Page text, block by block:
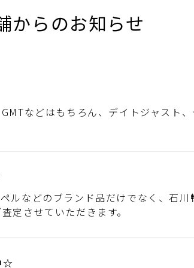
からのお知らせ
などはもちろん、デイトジャスト
ルなどのブランド品だけでなく、石
定させていただきます。
☆